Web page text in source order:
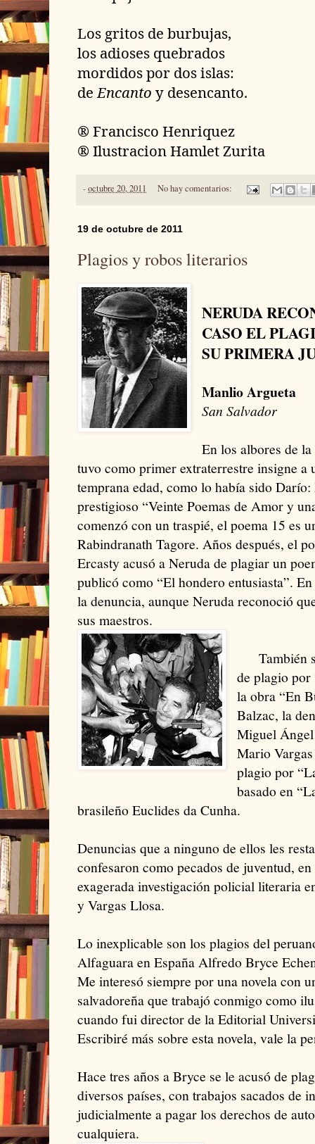
Los gritos de burbujas,
los adioses quebrados
mordidos por dos islas:
deEncanto y desencanto.
® Francisco Henriquez
® Ilustracion Hamlet Zurita
-octubre 20, 2011 No hay comentarios:
19 de octubre de 2011
Plagios y robos literarios
NERUDA
CASO EL
SU PRIMERA
Manlio Argueta
San Salvador
En los albores de
tuvo como primer extraterrestre insigne a
temprana edad, como lo había sido
prestigioso “Veinte Poemas de Amor y
comenzó con un traspié, el poema 15 es
Rabindranath Tagore. Años después, el
Ercasty acusó a Neruda de plagiar un
publicó como “El hondero entusiasta”.
la denuncia, aunque Neruda reconoció
sus maestros.
También
de plagio por
la obra “En
Balzac, la
Miguel
Mario
plagio por
basado en
brasileño Euclides da Cunha.
Denuncias que a ninguno de ellos les
confesaron como pecados de juventud,
exagerada investigación policial literaria
y Vargas Llosa.
Lo inexplicable son los plagios del
Alfaguara en España Alfredo Bryce
Me interesó siempre por una novela con
salvadoreña que trabajó conmigo como
cuando fui director de la Editorial
Escribiré más sobre esta novela, vale la
Hace tres años a Bryce se le acusó de
diversos países, con trabajos sacados de
judicialmente a pagar los derechos de
cualquiera.